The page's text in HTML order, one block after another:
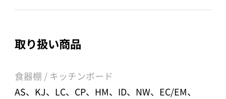
取り扱い商品
食器棚 / キッチンボード
AS、KJ、LC、CP、HM、ID、NW、EC/EM、